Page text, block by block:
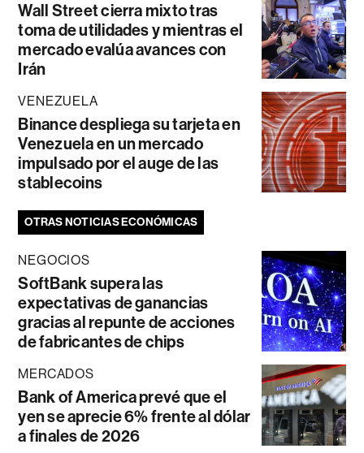
Wall Street cierra mixto tras
toma de utilidades y mientras el
mercado evalúa avances con
Irán
VENEZUELA
Binance despliega su tarjeta en
Venezuela en un mercado
impulsado por el auge de las
stablecoins
OTRAS NOTICIAS ECONÓMICAS
NEGOCIOS
SoftBank supera las
expectativas de ganancias
gracias al repunte de acciones
de fabricantes de chips
MERCADOS
Bank of America prevé que el
yen se aprecie 6% frente al dólar
a finales de 2026